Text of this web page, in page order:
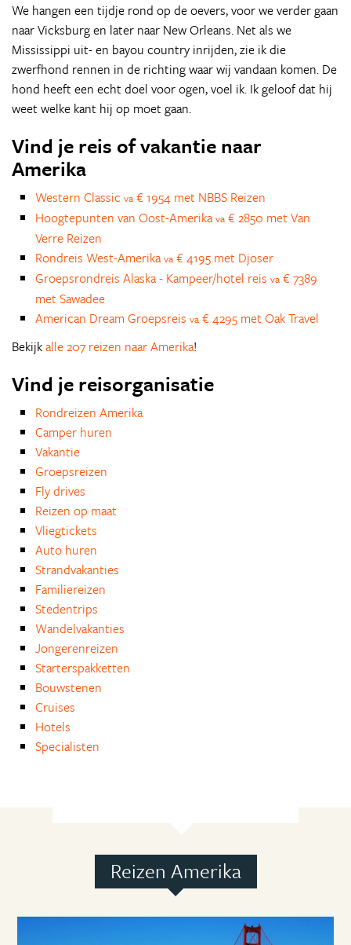
We hangen een tijdje rond op de oevers, voor we verder gaan
naar Vicksburg en later naar New Orleans. Net als we
Mississippi uit- en bayou country inrijden, zie ik die
zwerfhond rennen in de richting waar wij vandaan komen. De
hond heeft een echt doel voor ogen, voel ik. Ik geloof dat hij
weet welke kant hij op moet gaan.
Vind je reis of vakantie naar
Amerika
Western Classic va € 1954 met NBBS Reizen
Hoogtepunten van Oost-Amerika va € 2850 met Van
Verre Reizen
Rondreis West-Amerika va € 4195 met Djoser
Groepsrondreis Alaska - Kampeer/hotel reis va € 7389
met Sawadee
American Dream Groepsreis va € 4295 met Oak Travel
Bekijkalle 207 reizen naar Amerika!
Vind je reisorganisatie
Rondreizen Amerika
Camper huren
Vakantie
Groepsreizen
Fly drives
Reizen op maat
Vliegtickets
Auto huren
Strandvakanties
Familiereizen
Stedentrips
Wandelvakanties
Jongerenreizen
Starterspakketten
Bouwstenen
Cruises
Hotels
Specialisten
Reizen Amerika